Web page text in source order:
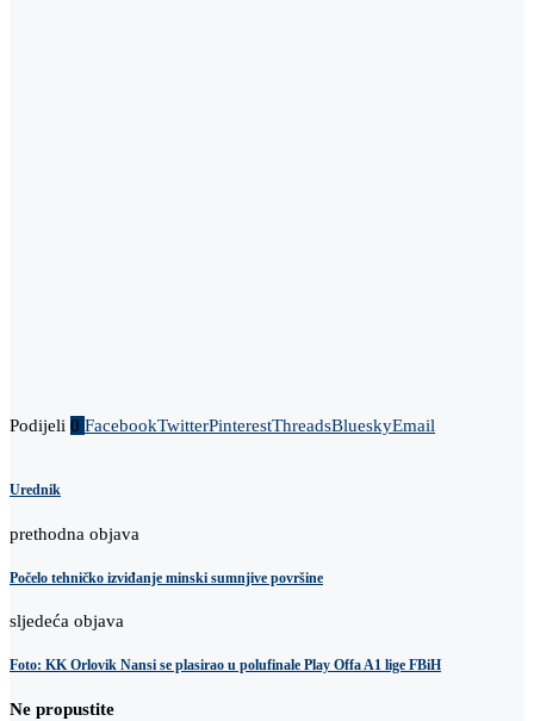
Podijeli 0 FacebookTwitterPinterestThreadsBlueskyEmail
Urednik
prethodna objava
Počelo tehničko izviđanje minski sumnjive površine
sljedeća objava
Foto: KK Orlovik Nansi se plasirao u polufinale Play Offa A1 lige FBiH
Ne propustite